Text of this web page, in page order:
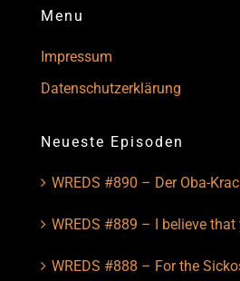
Menu
Impressum
Datenschutzerklärung
Neueste Episoden
WREDS #890 – Der Oba-
WREDS #889 – I believe that
WREDS #888 – For the